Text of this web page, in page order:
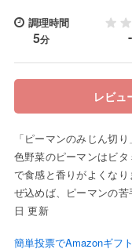
調理時間
5分 -
レビュ
「ピーマンのみじん切
色野菜のピーマンはビ
で食感と香りがよくな
ぜ込めば、ピーマンの
日 更新
簡単投票でAmazonギフ